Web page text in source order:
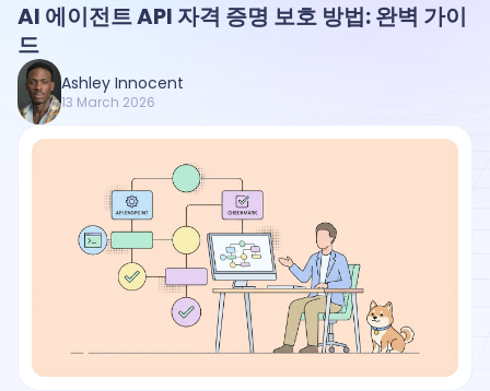
AI 에이전트 API 자격 증명 보호 방법: 완벽 가이
드
Ashley Innocent
13 March 2026